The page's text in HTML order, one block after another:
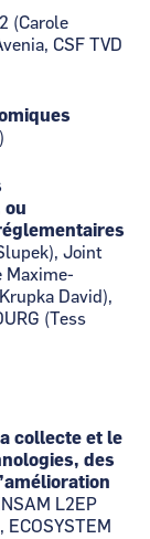
(Carole
CSF TVD
ou
Joint
Maxime-
David),
(Tess
collecte et le
des
L2EP
ECOSYSTEM